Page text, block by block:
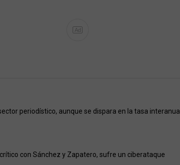
Ad
periodístico, aunque se dispara en la tasa interanual
con Sánchez y Zapatero, sufre un ciberataque